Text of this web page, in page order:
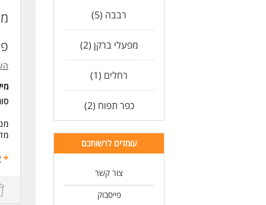
רבבה (5)
מפעלי ברקן (2)
רחלים (1)
כפר תפוח (2)
עומדים לרשותכם
צור קשר
פייסבוק